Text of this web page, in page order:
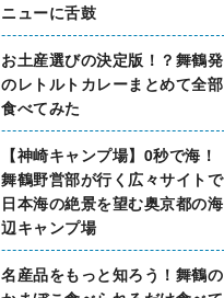
ニューに舌鼓
お土産選びの決定版！？舞鶴発
のレトルトカレーまとめて全部
食べてみた
【神崎キャンプ場】0秒で海！
舞鶴野営部が行く広々サイトで
日本海の絶景を望む奥京都の海
辺キャンプ場
名産品をもっと知ろう！舞鶴の